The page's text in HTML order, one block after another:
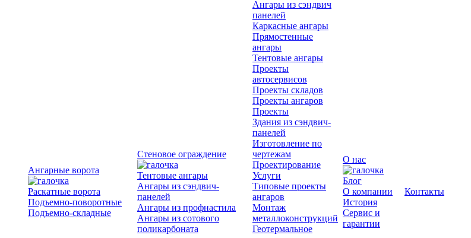
Ангарные ворота
Раскатные ворота
Подъемно-поворотные
Подъемно-складные
Стеновое ограждение
Тентовые ангары
Ангары из сэндвич-
панелей
Ангары из профнастила
Ангары из сотового
поликарбоната
Ангары из сэндвич
панелей
Каркасные ангары
Прямостенные
ангары
Тентовые ангары
Проекты
автосервисов
Проекты складов
Проекты ангаров
Проекты
Здания из сэндвич-
панелей
Изготовление по
чертежам
Проектирование
Услуги
Типовые проекты
ангаров
Монтаж
металлоконструкций
Геотермальное
О нас
Блог
О компании
История
Сервис и
гарантии
Контакты